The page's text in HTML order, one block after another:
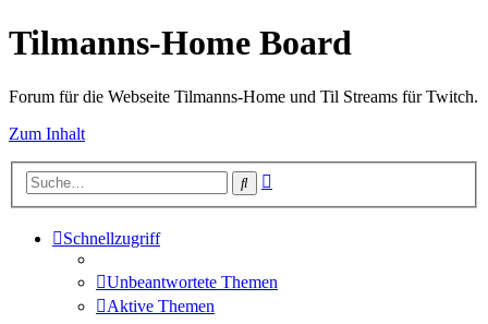
Tilmanns-Home Board
Forum für die Webseite Tilmanns-Home und Til Streams für Twitch.
Zum Inhalt
Suche
Schnellzugriff
Unbeantwortete Themen
Aktive Themen